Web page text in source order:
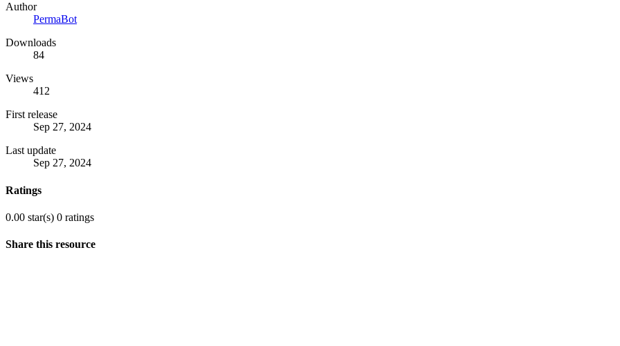
Author
PermaBot
Downloads
84
Views
412
First release
Sep 27, 2024
Last update
Sep 27, 2024
Ratings
0.00 star(s) 0 ratings
Share this resource